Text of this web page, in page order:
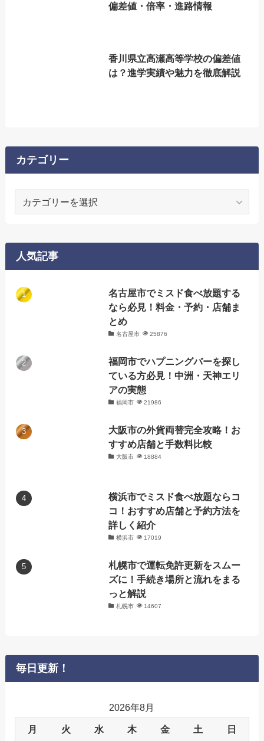
偏差値・倍率・進路情報
香川県立高瀬高等学校の偏差値
は？進学実績や魅力を徹底解説
カテゴリー
ー
人気記事
名古屋市でミスド食べ放題する
なら必見！料金・予約・店舗ま
とめ
名古屋市 25876
福岡市でハプニングバーを探し
ている方必見！中洲・天神エリ
アの実態
福岡市 21986
大阪市の外貨両替完全攻略！お
すすめ店舗と手数料比較
大阪市 18884
横浜市でミスド食べ放題ならコ
コ！おすすめ店舗と予約方法を
詳しく紹介
横浜市 17019
札幌市で運転免許更新をスムー
ズに！手続き場所と流れをまる
っと解説
札幌市 14607
毎日更新！
2026年8月
月 火 水 木 金 土 日